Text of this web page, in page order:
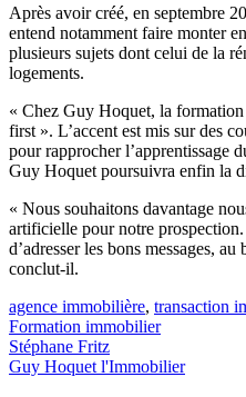
Après avoir créé, en septembre
entend notamment faire monter
plusieurs sujets dont celui de la
logements.
« Chez Guy Hoquet, la
first ». L’accent est mis sur des
pour rapprocher l’apprentissage
Guy Hoquet poursuivra enfin la
« Nous souhaitons davantage
artificielle pour notre
d’adresser les bons messages,
conclut-il.
agence immobilière, transaction
Formation immobilier
Stéphane Fritz
Guy Hoquet l'Immobilier